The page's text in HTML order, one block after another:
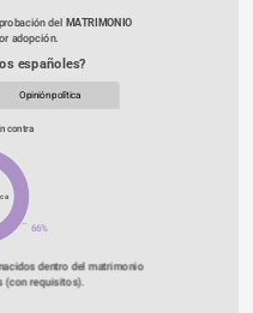
del MATRIMONIO
adopción.
españoles?
Opinión política
contra
66%
dentro del matrimonio
(con requisitos).